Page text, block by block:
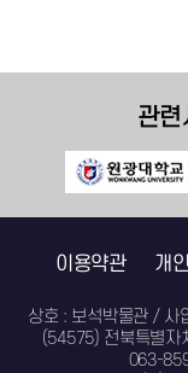
관련
이용약관 개
상호 : 보석박물관 /
(54575) 전북특별자
063-